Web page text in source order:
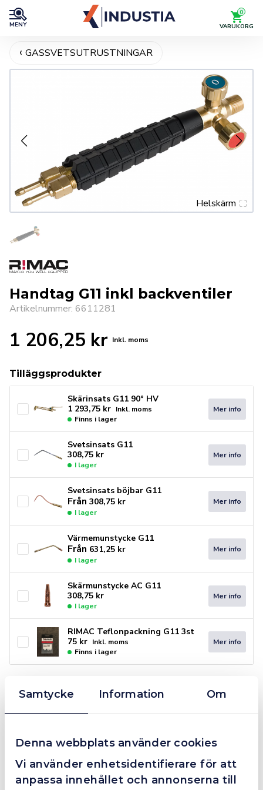
Samtycke Information Om
Denna webbplats använder cookies
Vi använder enhetsidentifierare för att
anpassa innehållet och annonserna till
MENY
0
VARUKORG
GASSVETSUTRUSTNINGAR
Helskärm
Handtag G11 inkl backventiler
Artikelnummer: 6611281
1 206,25 kr Inkl. moms
Tilläggsprodukter
Skärinsats G11 90° HV
1 293,75 kr Inkl. moms
Finns i lager
Mer info
Svetsinsats G11
308,75 kr
I lager
Mer info
Svetsinsats böjbar G11
Från 308,75 kr
I lager
Mer info
Värmemunstycke G11
Från 631,25 kr
I lager
Mer info
Skärmunstycke AC G11
308,75 kr
I lager
Mer info
RIMAC Teflonpackning G11 3st
75 kr Inkl. moms
Finns i lager
Mer info
−
G11
inkl
mängd
Lägg till i varukorg
Fraktfritt över 399kr
Snabba leveranser
Företagsfaktura / Klarna / Kortbetalning / Leasing